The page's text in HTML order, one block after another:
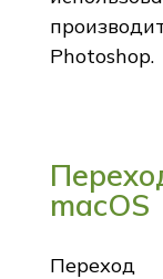
Photoshop.
macOS